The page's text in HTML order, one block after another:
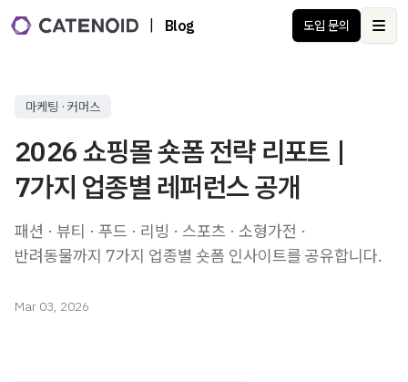
Blog 도입 문의
마케팅 · 커머스
2026 쇼핑몰 숏폼 전략 리포트 |
7가지 업종별 레퍼런스 공개
패션 · 뷰티 · 푸드 · 리빙 · 스포츠 · 소형가전 ·
반려동물까지 7가지 업종별 숏폼 인사이트를 공유합니다.
Mar 03, 2026